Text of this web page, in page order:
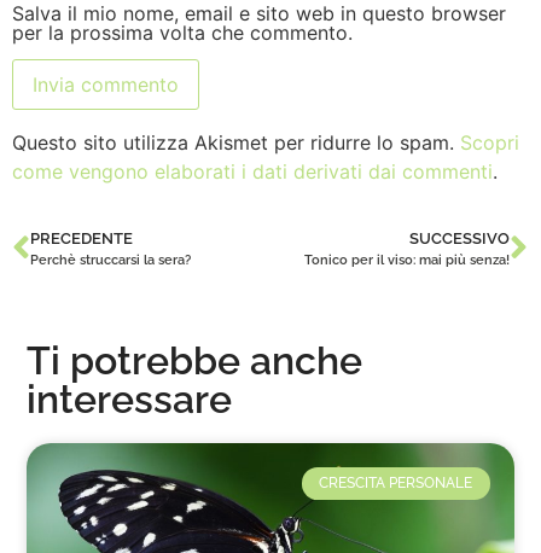
Salva il mio nome, email e sito web in questo browser
per la prossima volta che commento.
Questo sito utilizza Akismet per ridurre lo spam. Scopri
come vengono elaborati i dati derivati dai commenti.
PRECEDENTE
Perchè struccarsi la sera?
SUCCESSIVO
Tonico per il viso: mai più senza!
Ti potrebbe anche
interessare
CRESCITA PERSONALE